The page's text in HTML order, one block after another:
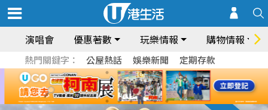
演唱會 優惠著數 玩樂情報 購物情報
熱門關鍵字： 公屋熱話 娛樂新聞 定期存款